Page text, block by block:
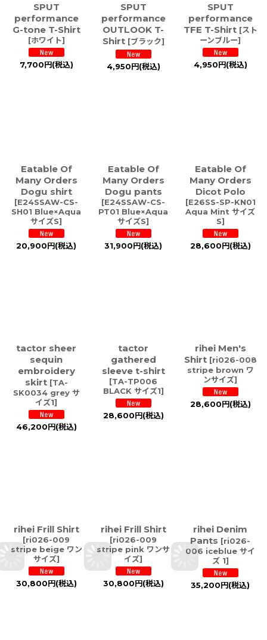
SPUT
performance
G-tone T-Shirt
[ホワイト]
7,700円(税込)
SPUT
performance
OUTLOOK T-
Shirt [ブラック]
4,950円(税込)
SPUT
performance
TFE T-Shirt [スト
ーンブルー]
4,950円(税込)
Eatable Of
Many Orders
Dogu shirt
[E24SSAW-CS-
SH01 Blue×Aqua
サイズS]
20,900円(税込)
Eatable Of
Many Orders
Dogu pants
[E24SSAW-CS-
PT01 Blue×Aqua
サイズS]
31,900円(税込)
Eatable Of
Many Orders
Dicot Polo
[E26SS-SP-KN01
Aqua Mint サイズ
S]
28,600円(税込)
tactor sheer
sequin
embroidery
skirt [TA-
SK0034 grey サ
イズ1]
46,200円(税込)
tactor
gathered
sleeve t-shirt
[TA-TP006
BLACK サイズ1]
28,600円(税込)
rihei Men's
Shirt [ri026-008
stripe brown ワ
ンサイズ]
28,600円(税込)
rihei Frill Shirt
[ri026-009
stripe beige ワン
サイズ]
30,800円(税込)
rihei Frill Shirt
[ri026-009
stripe pink ワンサ
イズ]
30,800円(税込)
rihei Denim
Pants [ri026-
006 iceblue サイ
ズ 1]
35,200円(税込)